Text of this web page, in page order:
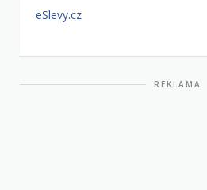
eSlevy.cz
REKLAMA